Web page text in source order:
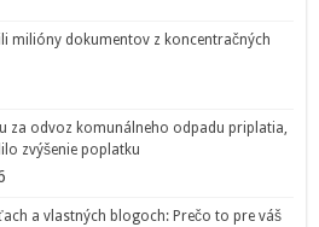
milióny dokumentov z koncentračných
za odvoz komunálneho odpadu priplatia,
zvýšenie poplatku
a vlastných blogoch: Prečo to pre váš